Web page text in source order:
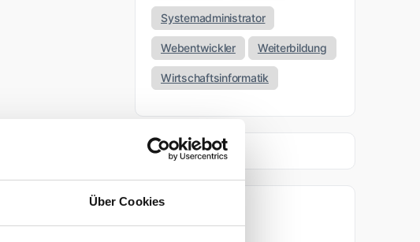
Über Cookies
Systemadministrator
Webentwickler Weiterbildung
Wirtschaftsinformatik